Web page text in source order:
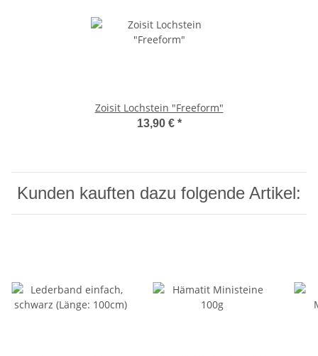
Zoisit Lochstein "Freeform"
13,90 € *
Kunden kauften dazu folgende Artikel: